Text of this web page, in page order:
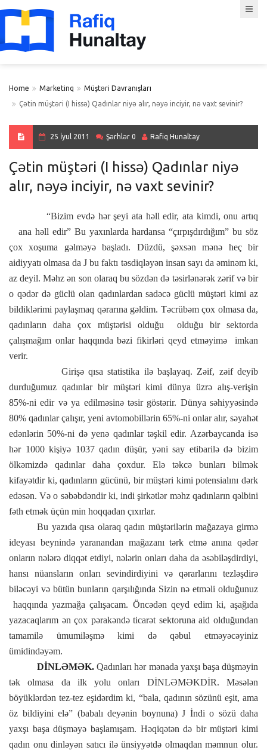
Home Marketinq
Müştəri Davranışları
Çətin müştəri (I hissə) Qadınlar niyə alır, nəyə inciyir, nə vaxt sevinir?
25 İyul 2011 Şərhlər 0 Rafiq Hunaltay
Çətin müştəri (I hissə) Qadınlar niyə
alır, nəyə inciyir, nə vaxt sevinir?
“Bizim evdə hər şeyi ata həll edir, ata kimdi, onu artıq
ana həll edir” Bu yaxınlarda hardansa “çırpışdırdığım” bu söz
çox xoşuma gəlməyə başladı. Düzdü, şəxsən mənə heç bir
aidiyyatı olmasa daJ bu faktı təsdiqləyən insan sayı da əminəm ki,
az deyil. Məhz ən son olaraq bu sözdən də təsirlənərək zərif və bir
o qədər də güclü olan qadınlardan sadəcə güclü müştəri kimi az
bildiklərimi paylaşmaq qərarına gəldim. Təcrübəm çox olmasa da,
qadınların daha çox müştərisi olduğu
olduğu bir sektorda
çalışmağım onlar haqqında bəzi fikirləri qeyd etməyimə
imkan
verir.
Girişə qısa statistika ilə başlayaq. Zəif, zəif deyib
durduğumuz qadınlar bir müştəri kimi dünya üzrə alış-verişin
85%-ni edir və ya edilməsinə təsir göstərir. Dünya səhiyyəsində
80% qadınlar çalışır, yeni avtomobillərin 65%-ni onlar alır, səyahət
edənlərin 50%-ni də yenə qadınlar təşkil edir. Azərbaycanda isə
hər 1000 kişiyə 1037 qadın düşür, yəni say etibarilə də bizim
ölkəmizdə qadınlar daha çoxdur. Elə təkcə bunları bilmək
kifayətdir ki, qadınların gücünü, bir müştəri kimi potensialını dərk
edəsən. Və o səbəbdəndir ki, indi şirkətlər məhz qadınların qəlbini
fəth etmək üçün min hoqqadan çıxırlar.
Bu yazıda qısa olaraq qadın müştərilərin mağazaya girmə
ideyası beynində yaranandan mağazanı tərk etmə anına qədər
onların nələrə diqqət etdiyi, nələrin onları daha da əsəbiləşdirdiyi,
hansı nüansların onları sevindirdiyini və qərarlarını tezləşdirə
biləcəyi və bütün bunların qarşılığında Sizin nə etməli olduğunuz
haqqında yazmağa çalışacam. Öncədən qeyd edim ki, aşağıda
yazacaqlarım ən çox pərakəndə ticarət sektoruna aid olduğundan
tamamilə ümumiləşmə kimi də qəbul etməyəcəyiniz
ümidindəyəm.
DİNLƏMƏK.Qadınları hər mənada yaxşı başa düşməyin
tək olmasa da ilk yolu onları DİNLƏMƏKDİR. Məsələn
böyüklərdən tez-tez eşidərdim ki, “bala, qadının sözünü eşit, ama
öz bildiyini elə” (babalı deyənin boynuna) J İndi o sözü daha
yaxşı başa düşməyə başlamışam. Həqiqətən də bir müştəri kimi
qadın onu dinləyən satıcı ilə ünsiyyətdə olmaqdan məmnun olur.